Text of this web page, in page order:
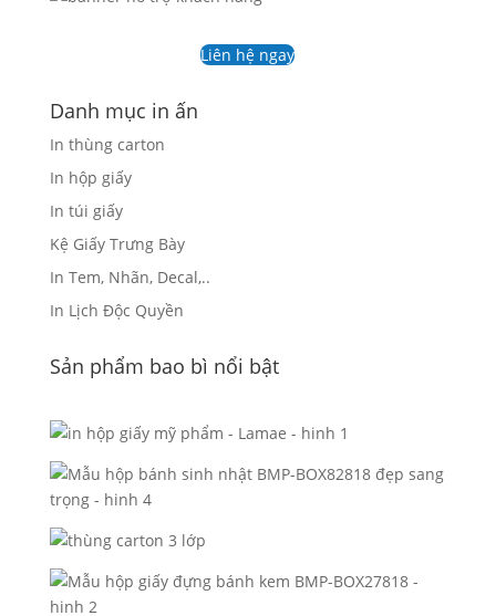
Liên hệ ngay
Danh mục in ấn
In thùng carton
In hộp giấy
In túi giấy
Kệ Giấy Trưng Bày
In Tem, Nhãn, Decal,..
In Lịch Độc Quyền
Sản phẩm bao bì nổi bật